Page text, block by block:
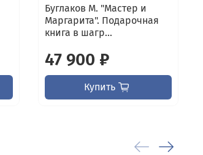
Буглаков М. "Мастер и
Маргарита". Подарочная
книга в шагр...
47 900 ₽
Купить